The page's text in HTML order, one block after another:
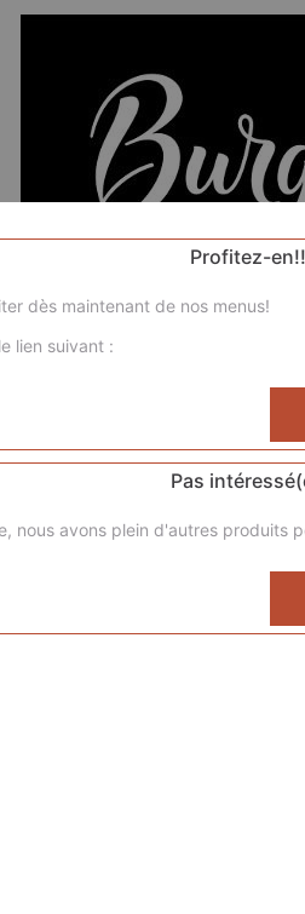
Lasagnes bolognaise
Profitez-
dès maintenant de nos menus!
lien suivant :
Pas
nous avons plein d'autres produits